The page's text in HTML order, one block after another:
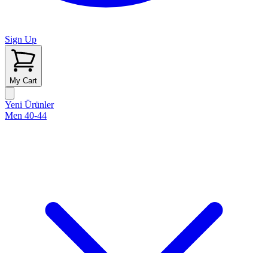
Sign Up
My Cart
Yeni Ürünler
Men 40-44